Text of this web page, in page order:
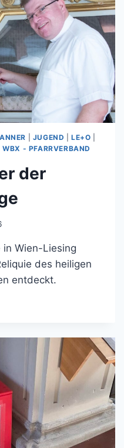
JUGEND |LE+O
|WBX - PFARRVERBAND
der
in Wien-Liesing
des heiligen
entdeckt.